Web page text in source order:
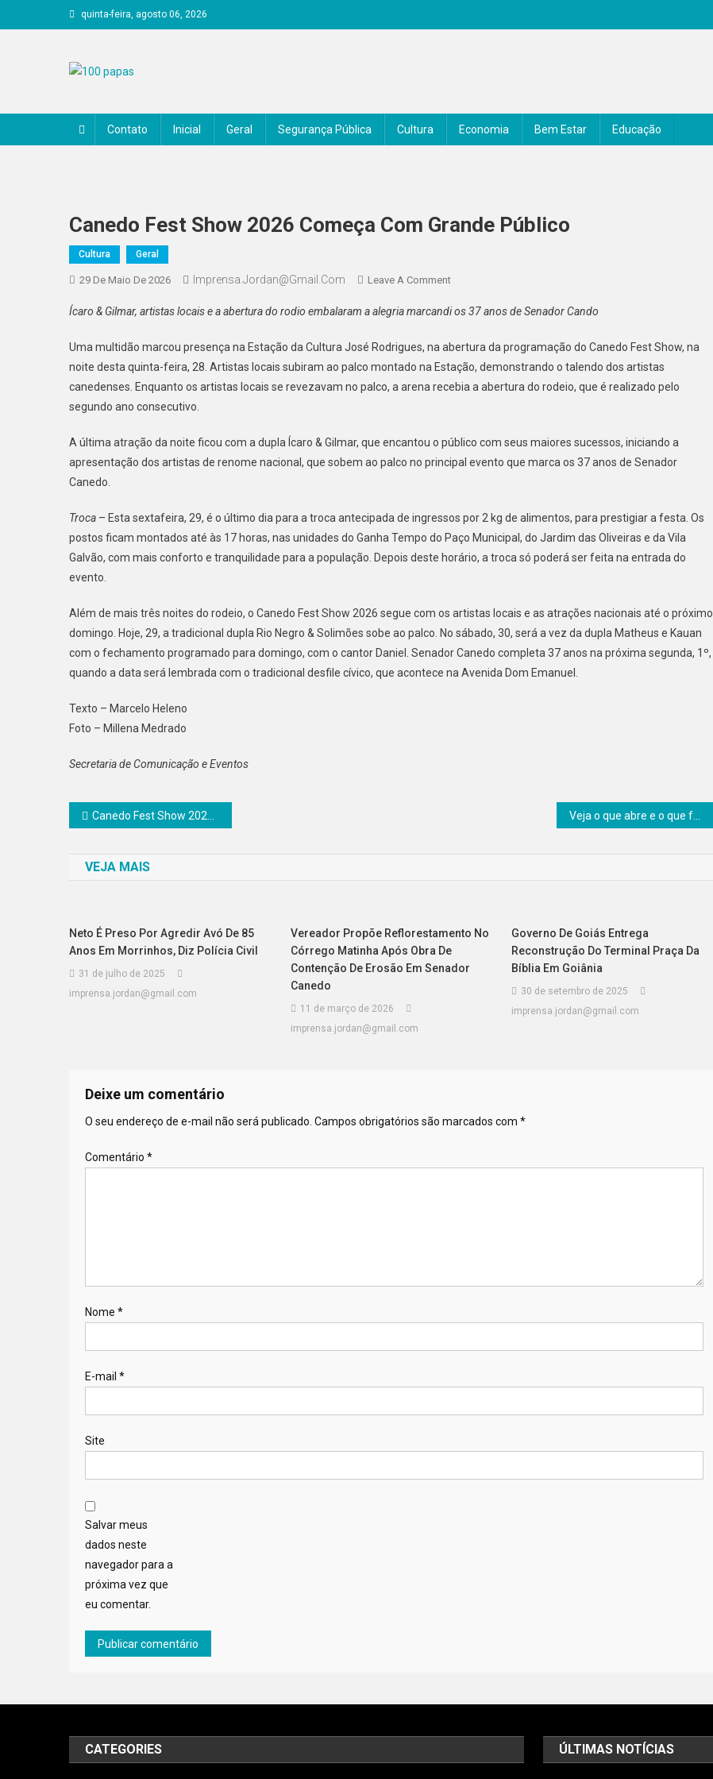
to
quinta-feira, agosto 06, 2026
Contato Inicial Geral Segurança Pública Cultura Economia Bem Estar Educação
Canedo Fest Show 2026 Começa Com Grande Público
Cultura Geral
29 De Maio De 2026 Imprensa.jordan@gmail.com Leave A CommentOn
Fest
2026
Começa
Com
Ícaro & Gilmar, artistas locais e a abertura do rodio embalaram a alegria marcandi os 37 anos de Senador Cando
Uma multidão marcou presença na Estação da Cultura José Rodrigues, na abertura da programação do Canedo Fest Show, na
noite desta quinta-feira, 28. Artistas locais subiram ao palco montado na Estação, demonstrando o talendo dos artistas
canedenses. Enquanto os artistas locais se revezavam no palco, a arena recebia a abertura do rodeio, que é realizado pelo
segundo ano consecutivo.
A última atração da noite ficou com a dupla Ícaro & Gilmar, que encantou o público com seus maiores sucessos, iniciando a
apresentação dos artistas de renome nacional, que sobem ao palco no principal evento que marca os 37 anos de Senador
Canedo.
Troca – Esta sextafeira, 29, é o último dia para a troca antecipada de ingressos por 2 kg de alimentos, para prestigiar a festa. Os
postos ficam montados até às 17 horas, nas unidades do Ganha Tempo do Paço Municipal, do Jardim das Oliveiras e da Vila
Galvão, com mais conforto e tranquilidade para a população. Depois deste horário, a troca só poderá ser feita na entrada do
evento.
Além de mais três noites do rodeio, o Canedo Fest Show 2026 segue com os artistas locais e as atrações nacionais até o próximo
domingo. Hoje, 29, a tradicional dupla Rio Negro & Solimões sobe ao palco. No sábado, 30, será a vez da dupla Matheus e Kauan
com o fechamento programado para domingo, com o cantor Daniel. Senador Canedo completa 37 anos na próxima segunda, 1º,
quando a data será lembrada com o tradicional desfile cívico, que acontece na Avenida Dom Emanuel.
Texto – Marcelo Heleno
Foto – Millena Medrado
Secretaria de Comunicação e Eventos
Navegação
Post
Canedo Fest Show 2026 começa nesta quinta-feira com grandes shows, rodeio e entrada solidária
VEJA MAIS
Neto É Preso Por Agredir Avó De 85
Anos Em Morrinhos, Diz Polícia Civil
31 de julho de 2025
imprensa.jordan@gmail.com
Vereador Propõe Reflorestamento No
Córrego Matinha Após Obra De
Contenção De Erosão Em Senador
Canedo
11 de março de 2026
imprensa.jordan@gmail.com
Governo De Goiás Entrega
Reconstrução Do Terminal Praça Da
Bíblia Em Goiânia
30 de setembro de 2025
imprensa.jordan@gmail.com
Deixe um comentário
O seu endereço de e-mail não será publicado. Campos obrigatórios são marcados com *
Comentário *
Nome *
E-mail *
Site
Salvar meus
dados neste
navegador para a
próxima vez que
eu comentar.
CATEGORIES ÚLTIMAS NOTÍCIAS